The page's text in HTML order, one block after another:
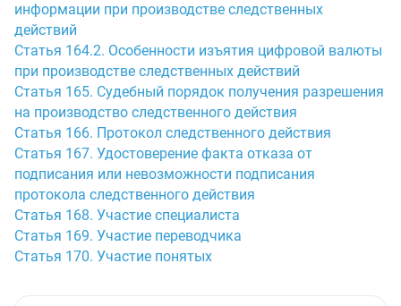
информации при производстве следственных
действий
Статья 164.2. Особенности изъятия цифровой валюты
при производстве следственных действий
Статья 165. Судебный порядок получения разрешения
на производство следственного действия
Статья 166. Протокол следственного действия
Статья 167. Удостоверение факта отказа от
подписания или невозможности подписания
протокола следственного действия
Статья 168. Участие специалиста
Статья 169. Участие переводчика
Статья 170. Участие понятых